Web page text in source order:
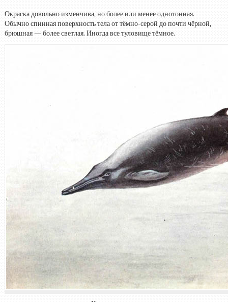
Окраска довольно изменчива, но более или менее однотонная.
Обычно спинная поверхность тела от тёмно-серой до почти чёрной,
брюшная — более светлая. Иногда все туловище тёмное.